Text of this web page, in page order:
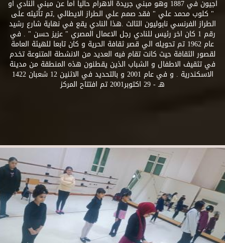
اجيون في 1887 وهو مبني جريدة الاهرام حاليا اما عن مبني النادي او
" كلوب محمد علي " فقد صمم علي الطراز الايطالي ,تم تأثيثه على
الطراز الفرنسي نابوليون الثالث .هذا النادي يقع في نهاية شارع رشيد
رقم 1 كان اخر رئيس للنادي رجل الاعمال المصري " عزيز حسن " . في
عام 1962 تم تحويله الي قصر ثقافة الحرية و كان تابعا للهيئة العامة
لقصور الثقافة حيث كانت تقام فيه العديد من الانشطة المتنوعة تخدم
في تثقيف الاطفال و الشباب الذين يقطنون هذه المنطقة من مدينة
الاسكندرية . و في عام 2001 و بالتحديد في الاثنين 12 شعبان 1422
هـ - 29 اكتوبر2001 تم افتتاح المركز